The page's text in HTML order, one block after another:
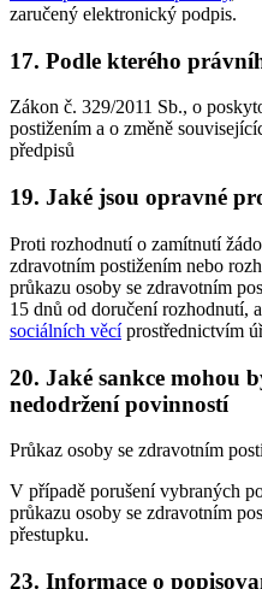
zaručený elektronický podpis.
17. Podle kterého
Zákon č. 329/2011 Sb., o
postižením a o změně
předpisů
19. Jaké jsou opravné
Proti rozhodnutí o zamítnutí
zdravotním postižením nebo
průkazu osoby se zdravotním
15 dnů od doručení rozhodnutí,
sociálních věcíprostřednictvím
20. Jaké sankce mohou
nedodržení povinností
Průkaz osoby se zdravotním
V případě porušení vybraných
průkazu osoby se zdravotním
přestupku.
23. Informace o